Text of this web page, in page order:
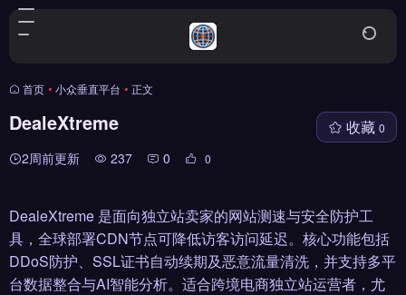
首页 • 小众垂直平台 • 正文
DealeXtreme
2周前更新 237 0 0
收藏 0
DealeXtreme 是面向独立站卖家的网站测速与安全防护工
具，全球部署CDN节点可降低访客访问延迟。核心功能包括
DDoS防护、SSL证书自动续期及恶意流量清洗，并支持多平
台数据整合与AI智能分析。适合跨境电商独立站运营者，尤